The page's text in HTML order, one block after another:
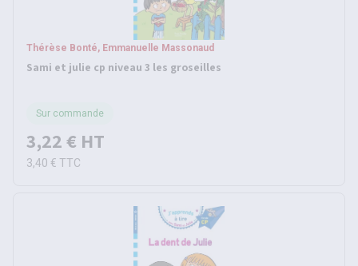
Thérèse Bonté, Emmanuelle Massonaud
Sami et julie cp niveau 3 les groseilles
Sur commande
3,22 € HT
3,40 € TTC